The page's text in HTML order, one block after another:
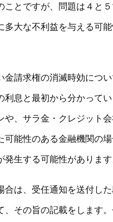
ことですが、問題は４と
多大な不利益を与える可
請求権の消滅時効につ
利息と最初から分かって
や、サラ金・クレジット
可能性のある金融機関の
発生する可能性があります
は、受任通知を送付し
、その旨の記載をします